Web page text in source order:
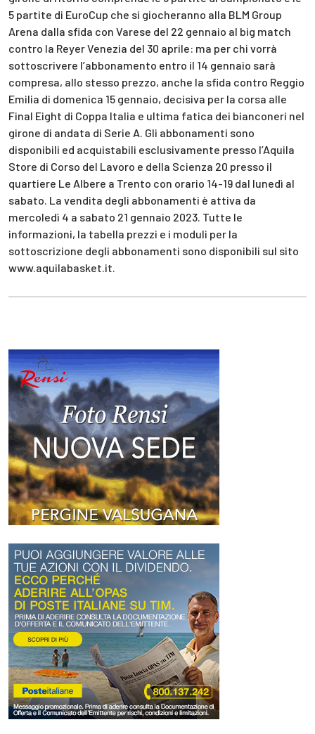
5 partite di EuroCup che si giocheranno alla BLM Group
Arena dalla sfida con Varese del 22 gennaio al big match
contro la Reyer Venezia del 30 aprile: ma per chi vorrà
sottoscrivere l’abbonamento entro il 14 gennaio sarà
compresa, allo stesso prezzo, anche la sfida contro Reggio
Emilia di domenica 15 gennaio, decisiva per la corsa alle
Final Eight di Coppa Italia e ultima fatica dei bianconeri nel
girone di andata di Serie A. Gli abbonamenti sono
disponibili ed acquistabili esclusivamente presso l’Aquila
Store di Corso del Lavoro e della Scienza 20 presso il
quartiere Le Albere a Trento con orario 14-19 dal lunedì al
sabato. La vendita degli abbonamenti è attiva da
mercoledì 4 a sabato 21 gennaio 2023. Tutte le
informazioni, la tabella prezzi e i moduli per la
sottoscrizione degli abbonamenti sono disponibili sul sito
www.aquilabasket.it.